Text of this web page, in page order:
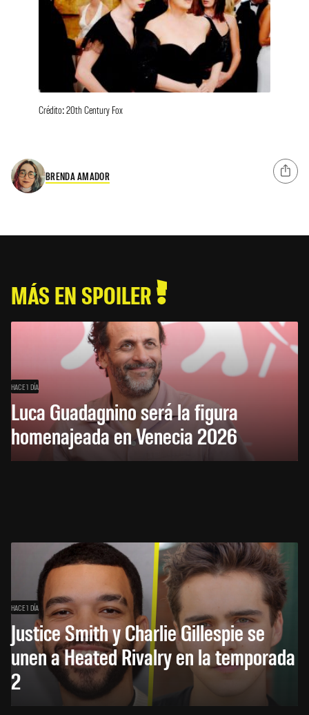
Crédito: 20th Century Fox
BRENDA AMADOR
MÁS EN SPOILER
HACE 1 DÍA
Luca Guadagnino será la figura
homenajeada en Venecia 2026
HACE 1 DÍA
Justice Smith y Charlie Gillespie se
unen a Heated Rivalry en la temporada
2